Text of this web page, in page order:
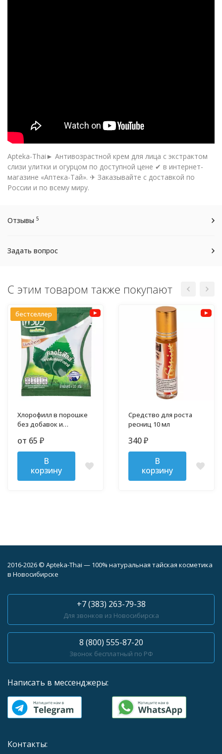
Apteka-Thai► Антивозрастной крем для лица с экстрактом
слизи улитки и огурцом по доступной цене ✔ в интернет-
магазине «Аптека-Тай». ✈ Заказывайте с доставкой по
России и по всему миру.
Отзывы 5
Задать вопрос
С этим товаром также покупают
бестселлер
Хлорофилл в порошке
без добавок и
от 65 ₽
В
корзину
Средство для роста
ресниц 10 мл
340 ₽
В
корзину
2016-2026 © Apteka-Thai — 100% натуральная тайская косметика
в Новосибирске
+7 (383) 263-79-38
Для звонков из Новосибирска
8 (800) 555-87-20
Звонок бесплатный по РФ
Написать в мессенджеры:
Контакты: